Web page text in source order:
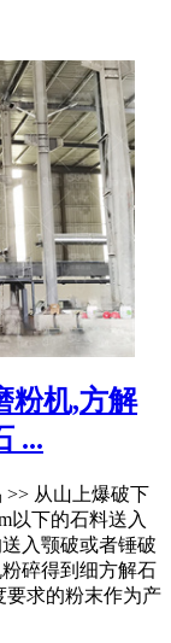
粉机,方解
...
>> 从山上爆破下
以下的石料送入
入颚破或者锤破
碎得到细方解石
要求的粉末作为产